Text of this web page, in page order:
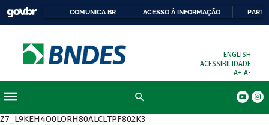
COMUNICA BR ACESSO À INFORMAÇÃO
ENGLISH
ACESSIBILIDADE
A+ A-
Z7_L9KEH4O0LORH80ALCLTPF802K3